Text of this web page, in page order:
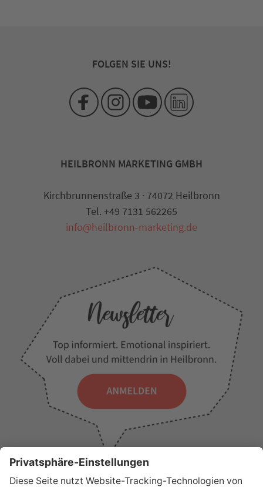
FOLGEN SIE UNS!
HEILBRONN MARKETING GMBH
Kirchbrunnenstraße 3 · 74072 Heilbronn
Tel. +49 7131 562265
info@heilbronn-marketing.de